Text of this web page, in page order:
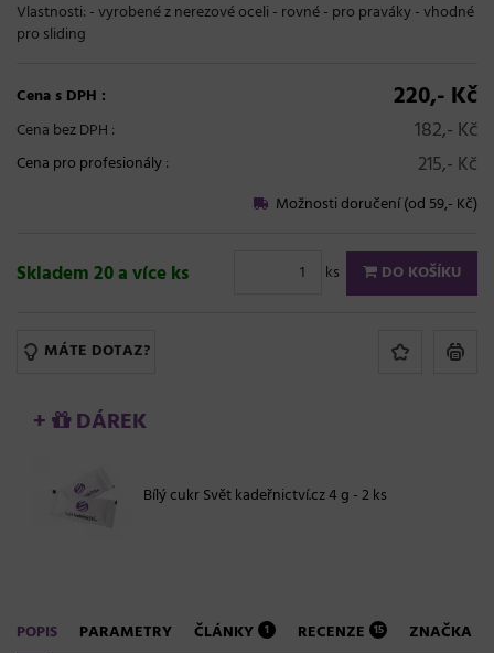
Vlastnosti: - vyrobené z nerezové oceli - rovné - pro praváky - vhodné
pro sliding
Cena s DPH : 220,- Kč
Cena bez DPH : 182,- Kč
Cena pro profesionály: 215,- Kč
Možnosti doručení (od 59,- Kč)
Skladem 20 a více ks ks DO KOŠÍKU
MÁTE DOTAZ?
+ DÁREK
Bílý cukr Svět kadeřnictví.cz 4 g - 2 ks
POPIS PARAMETRY ČLÁNKY 1 RECENZE 15 ZNAČKA